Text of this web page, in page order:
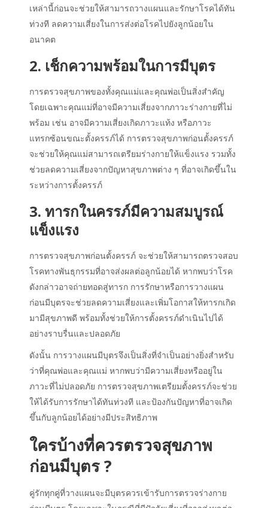
เหล่านี้ก่อนจะช่วยให้สามารถวางแผนและรักษาโรคได้ทัน
ท่วงที ลดความเสี่ยงในการส่งต่อโรคไปยังลูกน้อยใน
อนาคต
2. เช็กความพร้อมในการมีบุตร
การตรวจสุขภาพของทั้งคุณแม่และคุณพ่อเป็นสิ่งสำคัญ
โดยเฉพาะคุณแม่ที่อาจมีความเสี่ยงจากภาวะร่างกายที่ไม่
พร้อม เช่น อาจมีความเสี่ยงเกิดภาวะแท้ง หรือภาวะ
แทรกซ้อนขณะตั้งครรภ์ได้ การตรวจสุขภาพก่อนตั้งครรภ์
จะช่วยให้คุณแม่สามารถเตรียมร่างกายให้แข็งแรง รวมทั้ง
ช่วยลดความเสี่ยงจากปัญหาสุขภาพต่าง ๆ ที่อาจเกิดขึ้นใน
ระหว่างการตั้งครรภ์
3. ทารกในครรภ์มีความสมบูรณ์
แข็งแรง
การตรวจสุขภาพก่อนตั้งครรภ์ จะช่วยให้สามารถตรวจสอบ
โรคทางพันธุกรรมที่อาจส่งผลต่อลูกน้อยได้ หากพบว่าโรค
ดังกล่าวอาจถ่ายทอดสู่ทารก การรักษาหรือการวางแผน
ก่อนมีบุตรจะช่วยลดความเสี่ยงและเพิ่มโอกาสให้ทารกเกิด
มามีสุขภาพดี พร้อมทั้งช่วยให้การตั้งครรภ์ดำเนินไปได้
อย่างราบรื่นและปลอดภัย
ดังนั้น การวางแผนมีบุตรจึงเป็นสิ่งที่จำเป็นอย่างยิ่งสำหรับ
ว่าที่คุณพ่อและคุณแม่ หากพบว่ามีความเสี่ยงหรืออยู่ใน
ภาวะที่ไม่ปลอดภัย การตรวจสุขภาพเตรียมตั้งครรภ์จะช่วย
ให้ได้รับการรักษาได้ทันท่วงที และป้องกันปัญหาที่อาจเกิด
ขึ้นกับลูกน้อยได้อย่างมีประสิทธิภาพ
ใครบ้างที่ควรตรวจสุขภาพ
ก่อนมีบุตร ?
คู่รักทุกคู่ที่วางแผนจะมีบุตรควรเข้ารับการตรวจร่างกาย